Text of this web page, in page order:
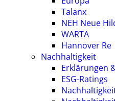
Talanx
NEH Neue
WARTA
Hannover Re
Nachhaltigkeit
Erklärungen
ESG-Ratings